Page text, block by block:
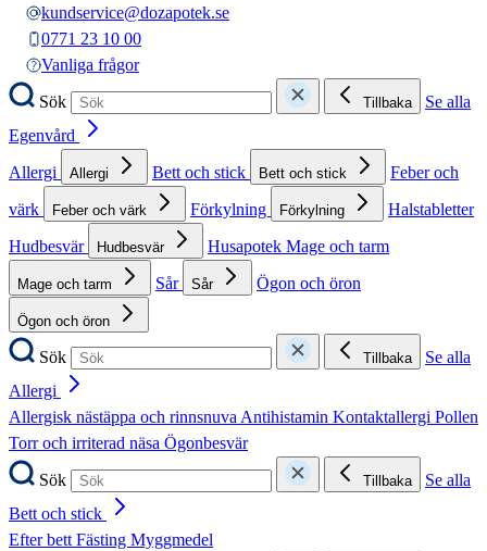
kundservice@dozapotek.se
0771 23 10 00
Vanliga frågor
Sök
Tillbaka
Se alla
Egenvård
Allergi
Allergi Bett och stick Bett och stick
Feber och
värk
Feber och värk Förkylning Förkylning
Halstabletter
Hudbesvär
Hudbesvär Husapotek Mage och tarm
Mage och tarm Sår Sår Ögon och öron
Ögon och öron
Sök Tillbaka
Se alla
Allergi
Allergisk nästäppa och rinnsnuvaAntihistamin Kontaktallergi Pollen
Torr och irriterad näsa Ögonbesvär
Sök
Tillbaka
Se alla
Bett och stick
Efter bettFästing Myggmedel